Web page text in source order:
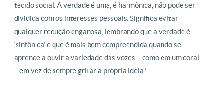
tecido social. A verdade é uma, é harmônica, não pode ser
dividida com os interesses pessoais. Significa evitar
qualquer redução enganosa, lembrando que a verdade é
‘sinfônica’ e que é mais bem compreendida quando se
aprende a ouvir a variedade das vozes – como em um coral
– em vez de sempre gritar a própria ideia.”